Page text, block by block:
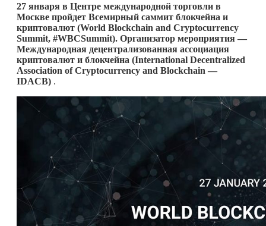
27 января в Центре международной торговли в
Москве пройдет Всемирный саммит блокчейна и
криптовалют (World Blockchain and Cryptocurrency
Summit, #WBCSummit). Организатор мероприятия —
Международная децентрализованная ассоциация
криптовалют и блокчейна (International Decentralized
Association of Cryptocurrency and Blockchain —
IDACB) .